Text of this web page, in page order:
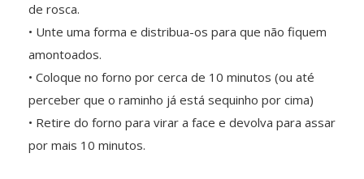
de rosca.
• Unte uma forma e distribua-os para que não fiquem
amontoados.
• Coloque no forno por cerca de 10 minutos (ou até
perceber que o raminho já está sequinho por cima)
• Retire do forno para virar a face e devolva para assar
por mais 10 minutos.